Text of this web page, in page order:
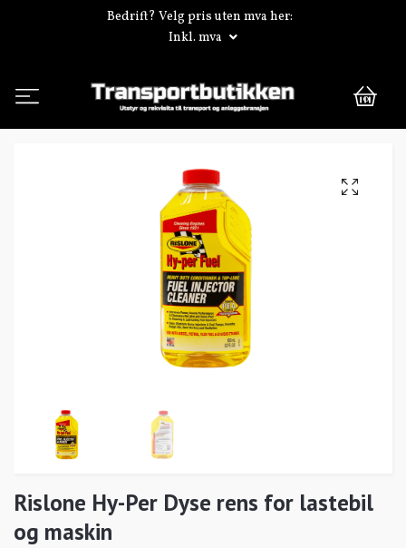
Bedrift? Velg pris uten mva her:
Inkl. mva
0
Rislone Hy-Per Dyse rens for lastebil
og maskin